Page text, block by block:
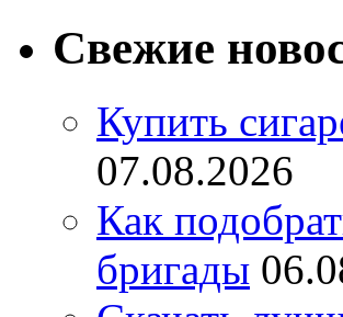
Свежие
Купить
07.08.2026
Как
бригады